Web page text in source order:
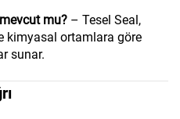
mu? – Tesel Seal,
kimyasal ortamlara göre
sunar.